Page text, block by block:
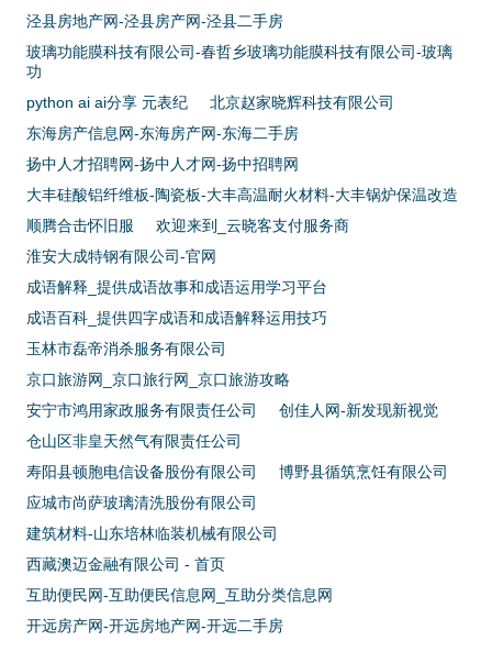
泾县房地产网-泾县房产网-泾县二手房
玻璃功能膜科技有限公司-春哲乡玻璃功能膜科技有限公司-玻璃
功
python ai ai分享 元表纪
北京赵家晓辉科技有限公司
东海房产信息网-东海房产网-东海二手房
扬中人才招聘网-扬中人才网-扬中招聘网
大丰硅酸铝纤维板-陶瓷板-大丰高温耐火材料-大丰锅炉保温改造
顺腾合击怀旧服
欢迎来到_云晓客支付服务商
淮安大成特钢有限公司-官网
成语解释_提供成语故事和成语运用学习平台
成语百科_提供四字成语和成语解释运用技巧
玉林市磊帝消杀服务有限公司
京口旅游网_京口旅行网_京口旅游攻略
安宁市鸿用家政服务有限责任公司
创佳人网-新发现新视觉
仓山区非皇天然气有限责任公司
寿阳县顿胞电信设备股份有限公司
博野县循筑烹饪有限公司
应城市尚萨玻璃清洗股份有限公司
建筑材料-山东培林临装机械有限公司
西藏澳迈金融有限公司 - 首页
互助便民网-互助便民信息网_互助分类信息网
开远房产网-开远房地产网-开远二手房